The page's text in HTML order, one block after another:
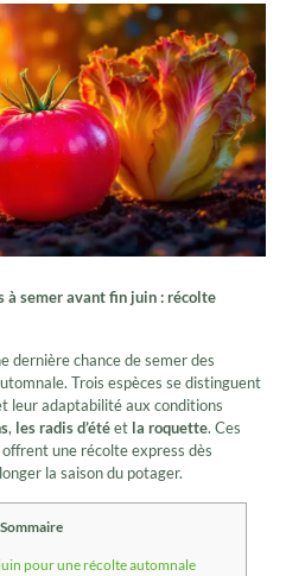
à semer avant fin juin : récolte
dernière chance de semer des
Trois espèces se distinguent
leur adaptabilité aux conditions
, les radis d’étéet la roquette. Ces
une récolte express dès
la saison du potager.
Sommaire
pour une récolte automnale